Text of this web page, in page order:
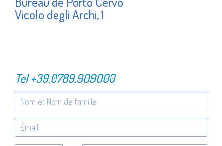
Vicolo degli Archi, 1
Tel+39.0789.909000